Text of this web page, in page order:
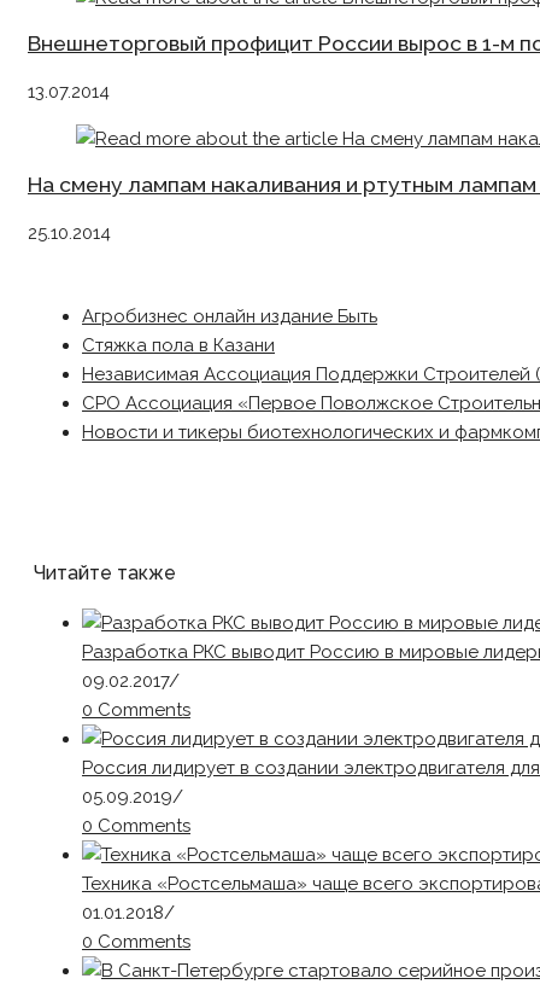
Внешнеторговый профицит России вырос в 1-м
13.07.2014
На смену лампам накаливания и ртутным
25.10.2014
Агробизнес онлайн издание Быть
Стяжка пола в Казани
Независимая Ассоциация Поддержки Строителей
СРО Ассоциация «Первое Поволжское
Новости и тикеры биотехнологических и
Читайте также
Разработка РКС выводит Россию в мировые
09.02.2017/
0 Comments
Россия лидирует в создании электродвигателя
05.09.2019/
0 Comments
Техника «Ростсельмаша» чаще всего
01.01.2018/
0 Comments